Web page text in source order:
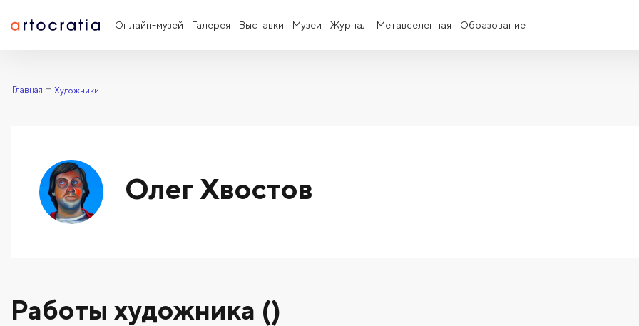
Онлайн-музей Галерея Выставки Музеи Журнал Метавселенная Образование
Главная Художники
Олег Хвостов
Работы художника ()